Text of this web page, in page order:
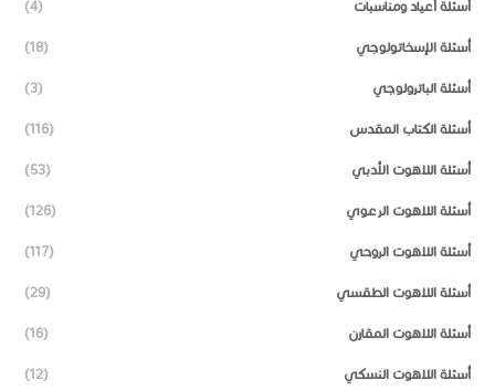
أسئلة أعياد ومناسبات (4)
أسئلة الإسخاتولوجي (18)
أسئلة الباترولوجي (3)
أسئلة الكتاب المقدس (116)
أسئلة اللاهوت الأدبي (53)
أسئلة اللاهوت الرعوي (126)
أسئلة اللاهوت الروحي (117)
أسئلة اللاهوت الطقسي (29)
أسئلة اللاهوت المقارن (16)
أسئلة اللاهوت النسكي (12)